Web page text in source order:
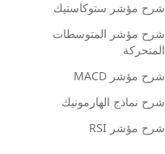
شرح مؤشر ستوكاستيك
شرح مؤشر المتوسطات
المتحركة
شرح مؤشر MACD
شرح نماذج الهارمونيك
شرح مؤشر RSI